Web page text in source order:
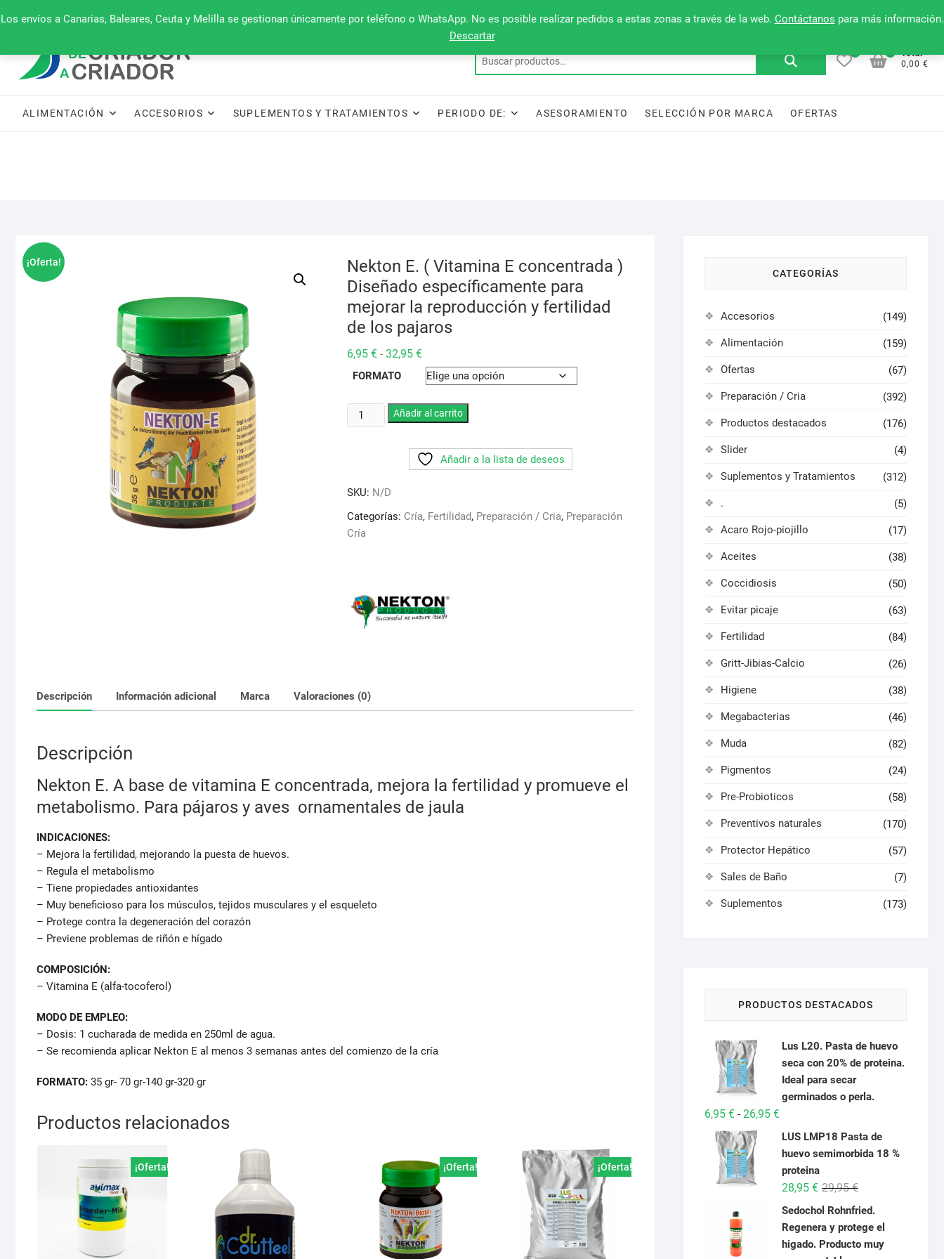
Los envíos a Canarias, Baleares, Ceuta y Melilla se gestionan únicamente por teléfono o WhatsApp. No es posible realizar pedidos a estas zonas a través de la web. Contáctanos para más información.
Descartar
al
660 079 911 Mi cuenta Lista de deseos
Buscar
Total
0,00 €
ALIMENTACIÓN ACCESORIOS SUPLEMENTOS Y TRATAMIENTOS PERIODO DE: ASESORAMIENTO SELECCIÓN POR MARCA OFERTAS
¡Oferta!
Nekton E. ( Vitamina E concentrada )
Diseñado específicamente para
mejorar la reproducción y fertilidad
de los pajaros
6,95 € - 32,95 €Rango
precios:
desde
hasta
32,95 €
FORMATO
Nekton
E.
concentrada
)
Diseñado
la
reproducción
pajaros
cantidad
Añadir al carrito
Añadir a la lista de deseos
SKU: N/D
Categorías: Cría, Fertilidad, Preparación / Cria, Preparación
Cría
Descripción Información adicional Marca Valoraciones (0)
Descripción
Nekton E. A base de vitamina E concentrada, mejora la fertilidad y promueve el
metabolismo. Para pájaros y aves ornamentales de jaula
INDICACIONES:
– Mejora la fertilidad, mejorando la puesta de huevos.
– Regula el metabolismo
– Tiene propiedades antioxidantes
– Muy beneficioso para los músculos, tejidos musculares y el esqueleto
– Protege contra la degeneración del corazón
– Previene problemas de riñón e hígado
COMPOSICIÓN:
– Vitamina E (alfa-tocoferol)
MODO DE EMPLEO:
– Dosis: 1 cucharada de medida en 250ml de agua.
– Se recomienda aplicar Nekton E al menos 3 semanas antes del comienzo de la cría
FORMATO: 35 gr- 70 gr-140 gr-320 gr
Productos relacionados
¡Oferta! ¡Oferta! ¡Oferta!
CATEGORÍAS
Accesorios (149)
Alimentación (159)
Ofertas (67)
Preparación / Cria (392)
Productos destacados (176)
Slider (4)
Suplementos y Tratamientos (312)
. (5)
Acaro Rojo-piojillo (17)
Aceites (38)
Coccidiosis (50)
Evitar picaje (63)
Fertilidad (84)
Gritt-Jibias-Calcio (26)
Higiene (38)
Megabacterias (46)
Muda (82)
Pigmentos (24)
Pre-Probioticos (58)
Preventivos naturales (170)
Protector Hepático (57)
Sales de Baño (7)
Suplementos (173)
PRODUCTOS DESTACADOS
Lus L20. Pasta de huevo
seca con 20% de proteina.
Ideal para secar
germinados o perla.
6,95 € - 26,95 €Rango
de
precios:
desde
6,95 €
hasta
26,95 €
LUS LMP18 Pasta de
huevo semimorbida 18 %
proteina
29,95€El
precio
original
era:
29,95 €.
28,95 €
El
precio
actual
es:
28,95 €.
Sedochol Rohnfried.
Regenera y protege el
higado. Producto muy